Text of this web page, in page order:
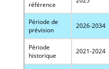
référence
Période de
prévision
2026-2034
Période
historique
2021-2024